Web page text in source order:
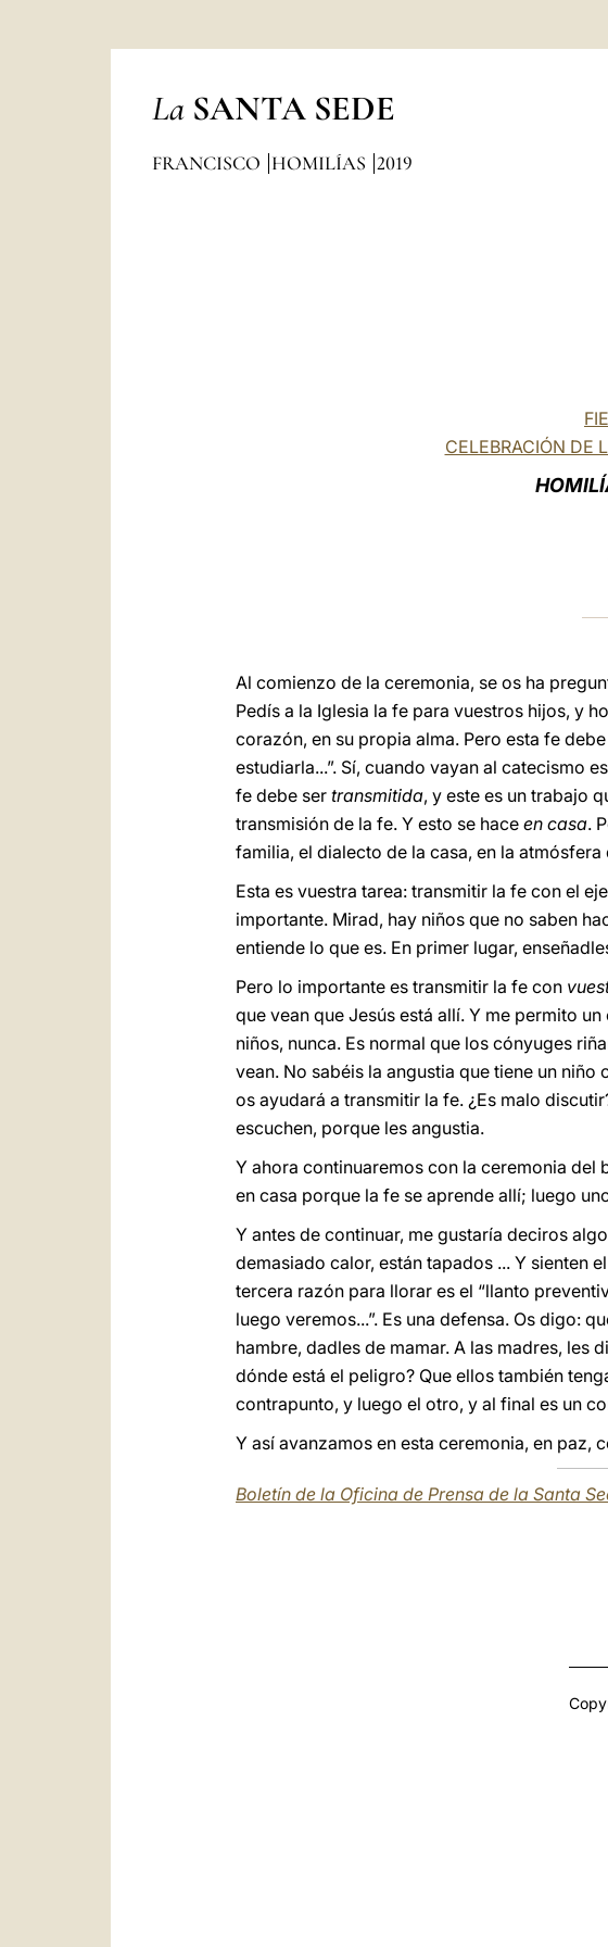
La SANTA SEDE
FRANCISCO HOMILÍAS 2019
CELEBRACIÓN DE
Al comienzo de la ceremonia, se os ha
Pedís a la Iglesia la fe para vuestros hijos, y
corazón, en su propia alma. Pero esta fe
estudiarla...”. Sí, cuando vayan al catecismo
fe debe ser transmitida, y este es un trabajo
transmisión de la fe. Y esto se hace en casa.
familia, el dialecto de la casa, en la atmósfera
Esta es vuestra tarea: transmitir la fe con el
importante. Mirad, hay niños que no saben
entiende lo que es. En primer lugar,
Pero lo importante es transmitir la fe con
que vean que Jesús está allí. Y me permito
niños, nunca. Es normal que los cónyuges
vean. No sabéis la angustia que tiene un
os ayudará a transmitir la fe. ¿Es malo
escuchen, porque les angustia.
Y ahora continuaremos con la ceremonia del
en casa porque la fe se aprende allí; luego
Y antes de continuar, me gustaría deciros
demasiado calor, están tapados ... Y sienten
tercera razón para llorar es el “llanto
luego veremos...”. Es una defensa. Os digo:
hambre, dadles de mamar. A las madres, les
dónde está el peligro? Que ellos también
contrapunto, y luego el otro, y al final es un
Y así avanzamos en esta ceremonia, en paz,
Boletín de la Oficina de Prensa de la Santa